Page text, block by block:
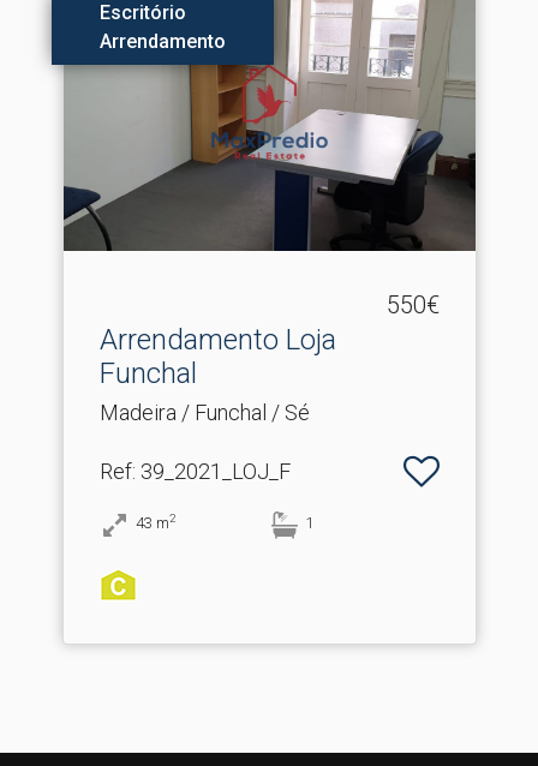
Escritório
Arrendamento
550€
Arrendamento Loja
Funchal
Madeira / Funchal / Sé
Ref: 39_2021_LOJ_F
43 m2 1